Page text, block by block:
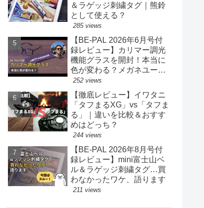
＆ラゲッジ刺繍タグ｜熊鈴
として使える？
285 views
【BE-PAL 2026年6月号付
録レビュー】カリマー調光
機能グラスを開封！本当に
色が変わる？メガネユーザ
ー目線で正直チェック
252 views
【徹底レビュー】イワタニ
「タフまるXG」vs「タフま
る」｜違いを比較＆おすす
めはどっち？
244 views
【BE-PAL 2026年8月号付
録レビュー】mini富士山ベ
ル＆ラゲッジ刺繍タグ…買
わなかったワケ、語ります
211 views